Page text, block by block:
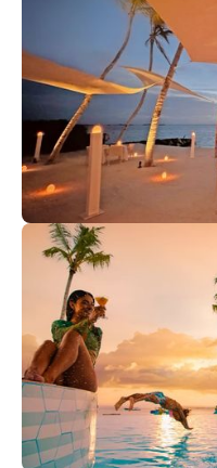
Palm Beach
Очаровательное
подходящее для
Насладитесь испанской
свежеприготовленное
блюда.